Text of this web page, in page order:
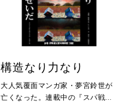
構造なり力なり
大人気覆面マンガ家・夢宮鈴世が
亡くなった。連載中の『スパ戦士